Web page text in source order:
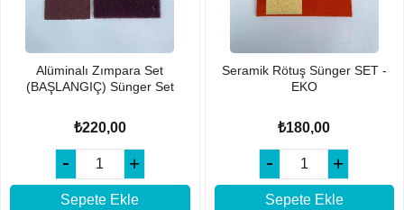
Alüminalı Zımpara Set
(BAŞLANGIÇ) Sünger Set
₺220,00
Sepete Ekle
Seramik Rötuş Sünger SET -
EKO
₺180,00
Sepete Ekle